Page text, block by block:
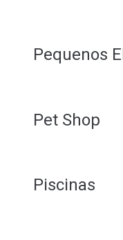
Pequenos
Pet Shop
Piscinas